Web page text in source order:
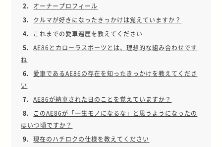
2.
オーナープロフィール
3.
クルマが好きになったきっかけは覚えていますか？
4.
これまでの愛車遍歴を教えてください
5.
AE86とカローラスポーツとは、理想的な組み合わせです
ね
6.
愛車であるAE86の存在を知ったきっかけを教えてくださ
い
7.
AE86が納車された日のことを覚えていますか？
8.
このAE86が「一生モノになるな」と思うようになったの
はいつ頃ですか？
9.
現在のハチロクの仕様を教えてください